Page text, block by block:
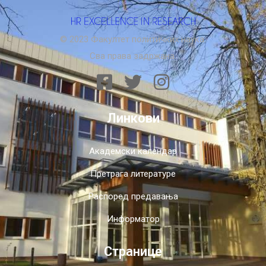
© 2023 Факултет политичких наука.
Сва права задржана.
Линкови
Академски календар
Претрага литературе
Распоред предавања
Информатор
Странице